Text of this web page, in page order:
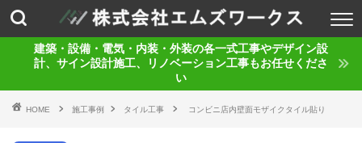
建築・設備・電気・内装・外装の各一式工事やデザイン設
計、サイン設計施工、リノベーション工事もお任せくださ
い
HOME 施工事例 タイル工事 コンビニ店内壁面モザイクタイル貼り